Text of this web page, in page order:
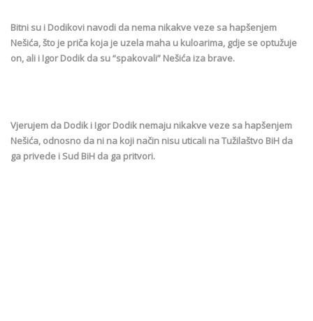
Bitni su i Dodikovi navodi da nema nikakve veze sa hapšenjem
Nešića, što je priča koja je uzela maha u kuloarima, gdje se optužuje
on, ali i Igor Dodik da su “spakovali” Nešića iza brave.
Vjerujem da Dodik i Igor Dodik nemaju nikakve veze sa hapšenjem
Nešića, odnosno da ni na koji način nisu uticali na Tužilaštvo BiH da
ga privede i Sud BiH da ga pritvori.